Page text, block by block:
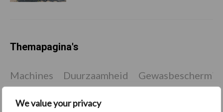
We value your privacy
Themapagina's
Machines Duurzaamheid